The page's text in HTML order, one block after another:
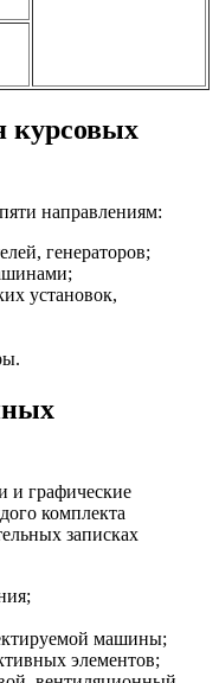
курсовых
направлениям:
генераторов;
установок,
и графические
комплекта
записках
машины;
элементов;